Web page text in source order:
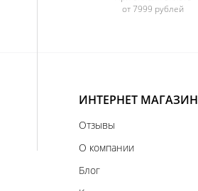
от 7999 рублей
ИНТЕРНЕТ МАГАЗИН
Отзывы
О компании
Блог